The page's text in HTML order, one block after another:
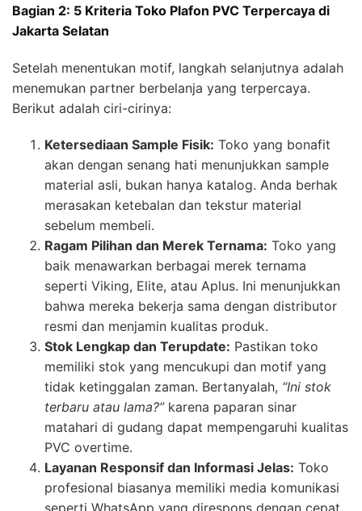
Bagian 2: 5 Kriteria Toko Plafon PVC Terpercaya di
Jakarta Selatan
Setelah menentukan motif, langkah selanjutnya adalah
menemukan partner berbelanja yang terpercaya.
Berikut adalah ciri-cirinya:
Ketersediaan Sample Fisik: Toko yang bonafit
akan dengan senang hati menunjukkan sample
material asli, bukan hanya katalog. Anda berhak
merasakan ketebalan dan tekstur material
sebelum membeli.
Ragam Pilihan dan Merek Ternama: Toko yang
baik menawarkan berbagai merek ternama
seperti Viking, Elite, atau Aplus. Ini menunjukkan
bahwa mereka bekerja sama dengan distributor
resmi dan menjamin kualitas produk.
Stok Lengkap dan Terupdate: Pastikan toko
memiliki stok yang mencukupi dan motif yang
tidak ketinggalan zaman. Bertanyalah, “Ini stok
terbaru atau lama?”karena paparan sinar
matahari di gudang dapat mempengaruhi kualitas
PVC overtime.
Layanan Responsif dan Informasi Jelas: Toko
profesional biasanya memiliki media komunikasi